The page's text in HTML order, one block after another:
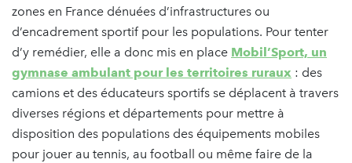
zones en France dénuées d’infrastructures ou
d’encadrement sportif pour les populations. Pour tenter
d’y remédier, elle a donc mis en place Mobil’Sport, un
gymnase ambulant pour les territoires ruraux : des
camions et des éducateurs sportifs se déplacent à travers
diverses régions et départements pour mettre à
disposition des populations des équipements mobiles
pour jouer au tennis, au football ou même faire de la